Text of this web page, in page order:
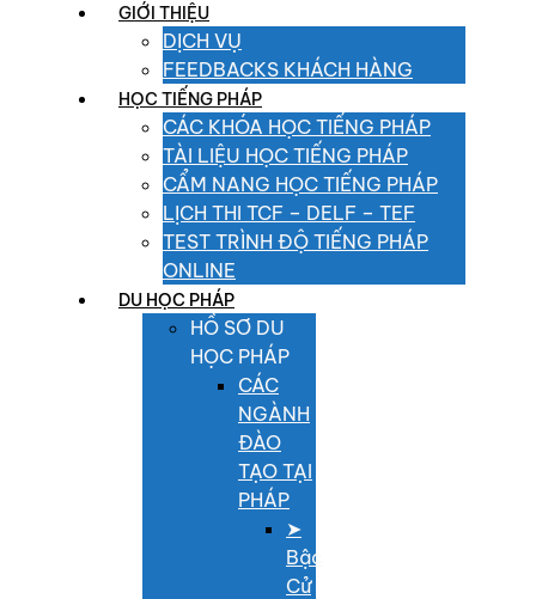
GIỚI THIỆU
DỊCH VỤ
FEEDBACKS KHÁCH HÀNG
HỌC TIẾNG PHÁP
CÁC KHÓA HỌC TIẾNG PHÁP
TÀI LIỆU HỌC TIẾNG PHÁP
CẨM NANG HỌC TIẾNG PHÁP
LỊCH THI TCF – DELF – TEF
TEST TRÌNH ĐỘ TIẾNG PHÁP
ONLINE
DU HỌC PHÁP
HỒ SƠ DU
HỌC PHÁP
CÁC
NGÀNH
ĐÀO
TẠO TẠI
PHÁP
➤
Bậc
Cử